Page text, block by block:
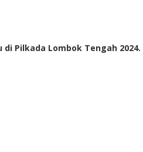
Pilkada Lombok Tengah 2024.